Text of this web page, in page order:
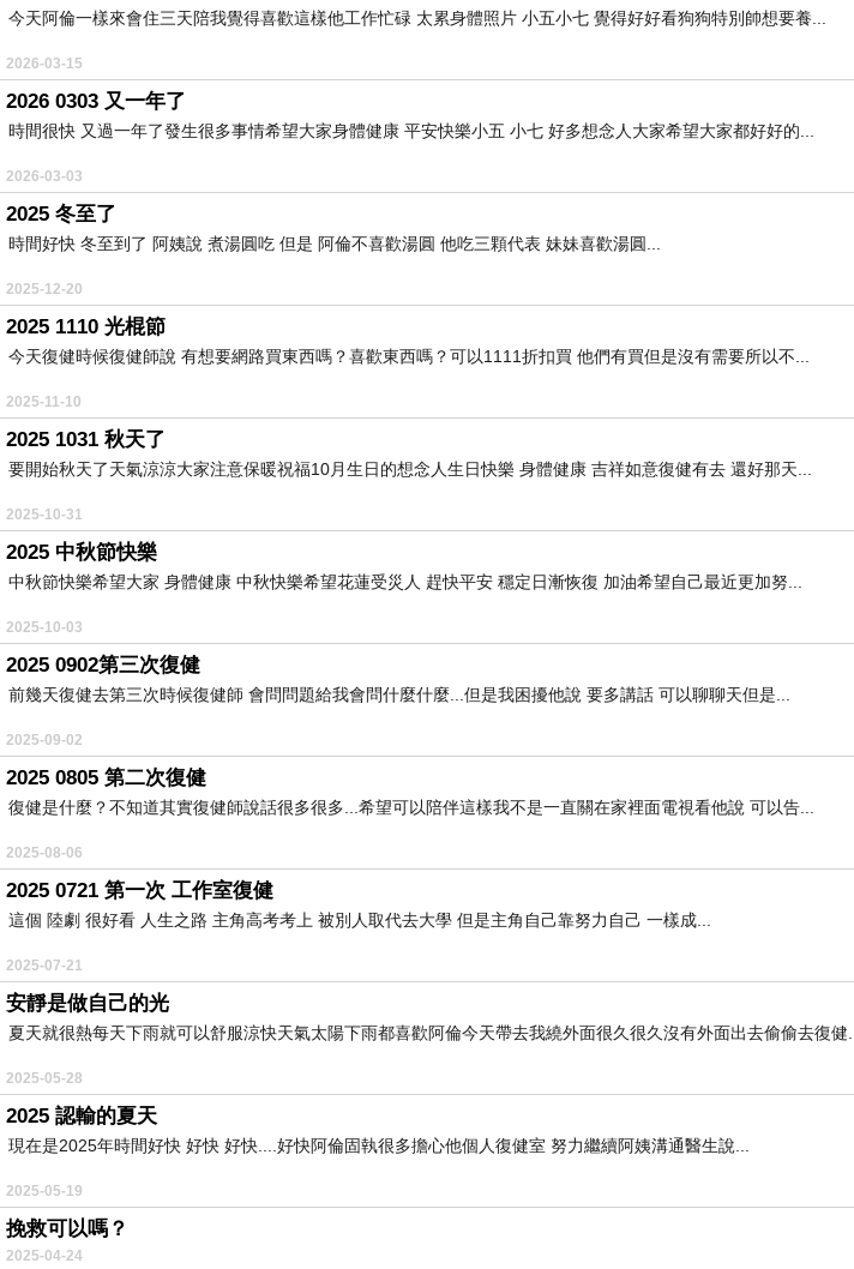
今天阿倫一樣來會住三天陪我覺得喜歡這樣他工作忙碌 太累身體照片 小五小七 覺得好好看狗狗特別帥想要養...
2026-03-15
2026 0303 又一年了
時間很快 又過一年了發生很多事情希望大家身體健康 平安快樂小五 小七 好多想念人大家希望大家都好好的...
2026-03-03
2025 冬至了
時間好快 冬至到了 阿姨說 煮湯圓吃 但是 阿倫不喜歡湯圓 他吃三顆代表 妹妹喜歡湯圓...
2025-12-20
2025 1110 光棍節
今天復健時候復健師說 有想要網路買東西嗎？喜歡東西嗎？可以1111折扣買 他們有買但是沒有需要所以不...
2025-11-10
2025 1031 秋天了
要開始秋天了天氣涼涼大家注意保暖祝福10月生日的想念人生日快樂 身體健康 吉祥如意復健有去 還好那天...
2025-10-31
2025 中秋節快樂
中秋節快樂希望大家 身體健康 中秋快樂希望花蓮受災人 趕快平安 穩定日漸恢復 加油希望自己最近更加努...
2025-10-03
2025 0902第三次復健
前幾天復健去第三次時候復健師 會問問題給我會問什麼什麼...但是我困擾他說 要多講話 可以聊聊天但是...
2025-09-02
2025 0805 第二次復健
復健是什麼？不知道其實復健師說話很多很多...希望可以陪伴這樣我不是一直關在家裡面電視看他說 可以告...
2025-08-06
2025 0721 第一次 工作室復健
這個 陸劇 很好看 人生之路 主角高考考上 被別人取代去大學 但是主角自己靠努力自己 一樣成...
2025-07-21
安靜是做自己的光
夏天就很熱每天下雨就可以舒服涼快天氣太陽下雨都喜歡阿倫今天帶去我繞外面很久很久沒有外面出去偷偷去復健...
2025-05-28
2025 認輸的夏天
現在是2025年時間好快 好快 好快....好快阿倫固執很多擔心他個人復健室 努力繼續阿姨溝通醫生說...
2025-05-19
挽救可以嗎？
2025-04-24